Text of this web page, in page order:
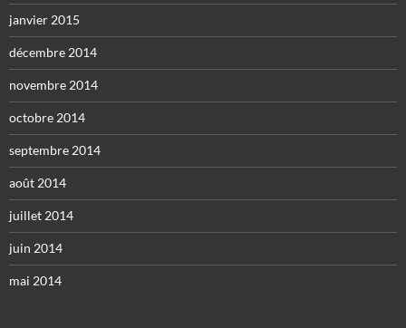
janvier 2015
décembre 2014
novembre 2014
octobre 2014
septembre 2014
août 2014
juillet 2014
juin 2014
mai 2014